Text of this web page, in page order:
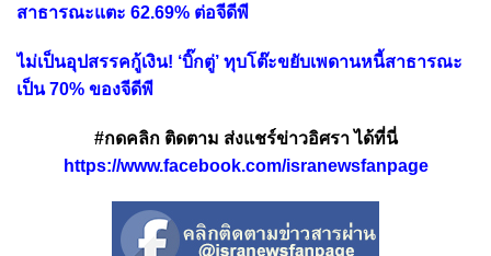
สาธารณะแตะ 62.69% ต่อจีดีพี
ไม่เป็นอุปสรรคกู้เงิน! ‘บิ๊กตู่’ ทุบโต๊ะขยับเพดานหนี้สาธารณะ
เป็น 70% ของจีดีพี
#กดคลิก ติดตาม ส่งแชร์ข่าวอิศรา ได้ที่นี่
https://www.facebook.com/isranewsfanpage